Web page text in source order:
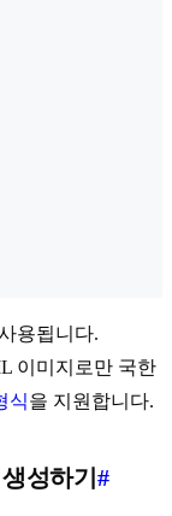
용됩니다.
이미지로만 국한
식을 지원합니다.
성하기#